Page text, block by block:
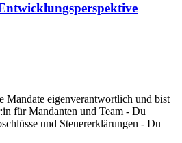
Mandate eigenverantwortlich und bist
für Mandanten und Team - Du
und Steuererklärungen - Du